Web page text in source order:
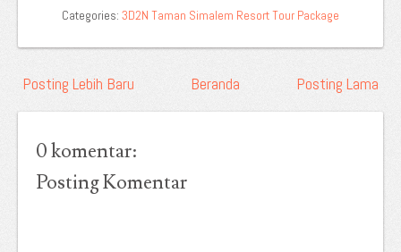
Categories: 3D2N Taman Simalem Resort Tour Package
Posting Lebih Baru Posting Lama
Beranda
0 komentar:
Posting Komentar